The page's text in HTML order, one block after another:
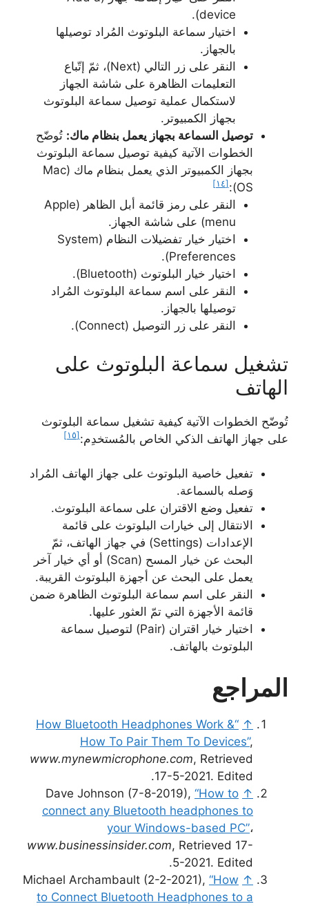
device).
اختيار سماعة البلوتوث المُراد توصيلها
بالجهاز.
النقر على زر التالي (Next)، ثمّ إتّباع
التعليمات الظاهرة على شاشة الجهاز
لاستكمال عملية توصيل سماعة البلوتوث
بجهاز الكمبيوتر.
توصيل السماعة بجهاز يعمل بنظام ماك: تُوضّح
الخطوات الآتية كيفية توصيل سماعة البلوتوث
بجهاز الكمبيوتر الذي يعمل بنظام ماك (Mac
OS):
[١٤]
النقر على رمز قائمة أبل الظاهر (Apple
menu) على شاشة الجهاز.
اختيار خيار تفضيلات النظام (System
Preferences).
اختيار خيار البلوتوث (Bluetooth).
النقر على اسم سماعة البلوتوث المُراد
توصيلها بالجهاز.
النقر على زر التوصيل (Connect).
تشغيل سماعة البلوتوث على
الهاتف
تُوضّح الخطوات الآتية كيفية تشغيل سماعة البلوتوث
على جهاز الهاتف الذكي الخاص بالمُستخدِم: [١٥]
تفعيل خاصية البلوتوث على جهاز الهاتف المُراد
وَصله بالسماعة.
تفعيل وضع الاقتران على سماعة البلوتوث.
الانتقال إلى خيارات البلوتوث على قائمة
الإعدادات (Settings) في جهاز الهاتف، ثمّ
البحث عن خيار المسح (Scan) أو أي خيار آخر
يعمل على البحث عن أجهزة البلوتوث القريبة.
النقر على اسم سماعة البلوتوث الظاهرة ضمن
قائمة الأجهزة التي تمّ العثور عليها.
اختيار خيار اقتران (Pair) لتوصيل سماعة
البلوتوث بالهاتف.
المراجع
↑
“How Bluetooth Headphones Work &
How To Pair Them To Devices”,
www.mynewmicrophone.com, Retrieved
17-5-2021. Edited.
↑
Dave Johnson (7-8-2019), “How to
connect any Bluetooth headphones to
your Windows-based PC”،
www.businessinsider.com, Retrieved 17-
5-2021. Edited.
↑
Michael Archambault (2-2-2021), “How
to Connect Bluetooth Headphones to a